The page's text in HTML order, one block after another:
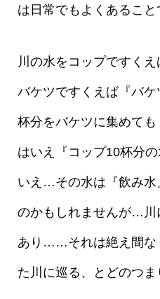
は日常でもよくあること
川の水をコップですく
バケツですくえば『バ
杯分をバケツに集めて
はいえ『コップ10杯分
いえ…その水は『飲み水
のかもしれませんが…川
あり……それは絶え間な
た川に巡る、とどのつま